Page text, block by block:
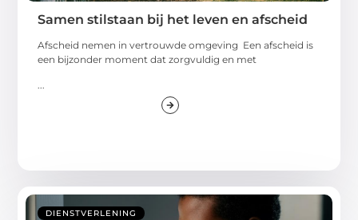
Samen stilstaan bij het leven en afscheid
Afscheid nemen in vertrouwde omgeving Een afscheid is
een bijzonder moment dat zorgvuldig en met
...
DIENSTVERLENING